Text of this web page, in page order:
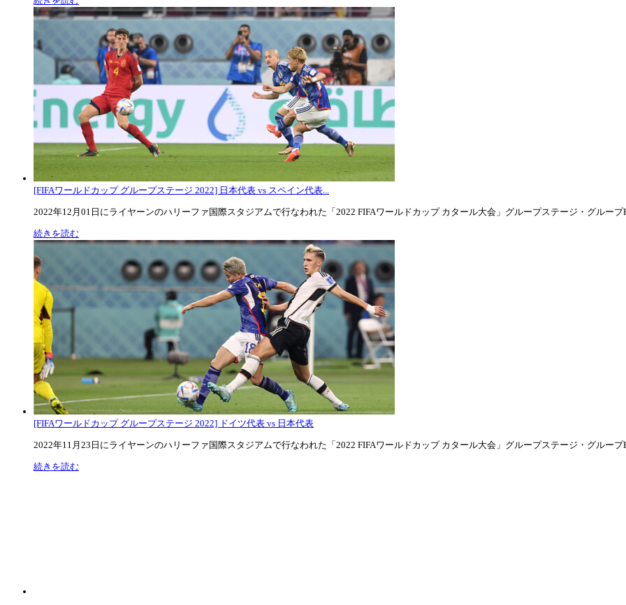
[FIFAワールドカップ グループステージ 2022] 日本代表 vs スペイン代表...
2022年12月01日にライヤーンのハリーファ国際スタジアムで行なわれた「2022 FIFAワールドカップ カタール大会」グループステージ・グループ
続きを読む
[FIFAワールドカップ グループステージ 2022] ドイツ代表 vs 日本代表
2022年11月23日にライヤーンのハリーファ国際スタジアムで行なわれた「2022 FIFAワールドカップ カタール大会」グループステージ・グループ
続きを読む